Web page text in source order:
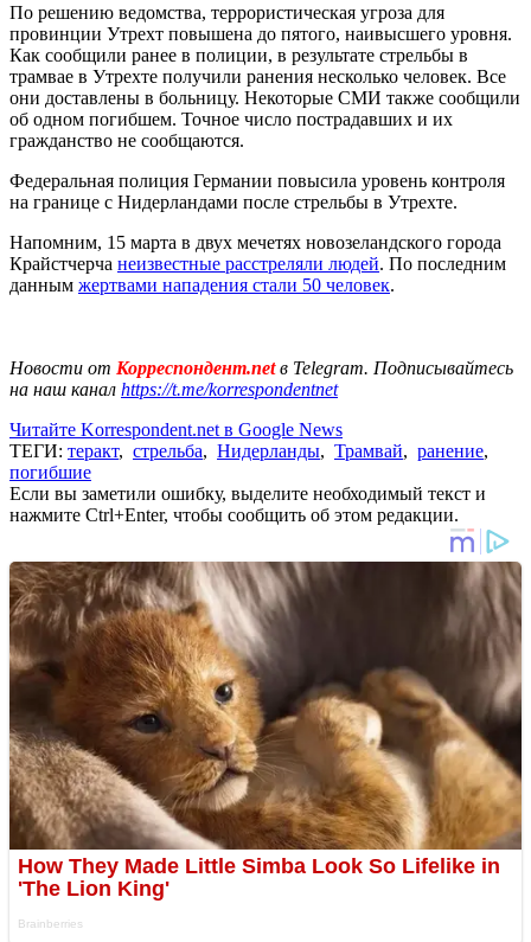
По решению ведомства, террористическая угроза для
провинции Утрехт повышена до пятого, наивысшего уровня.
Как сообщили ранее в полиции, в результате стрельбы в
трамвае в Утрехте получили ранения несколько человек. Все
они доставлены в больницу. Некоторые СМИ также сообщили
об одном погибшем. Точное число пострадавших и их
гражданство не сообщаются.
Федеральная полиция Германии повысила уровень контроля
на границе с Нидерландами после стрельбы в Утрехте.
Напомним, 15 марта в двух мечетях новозеландского города
Крайстчерча неизвестные расстреляли людей. По последним
данным жертвами нападения стали 50 человек.
Новости от Корреспондент.netв Telegram. Подписывайтесь
на наш канал https://t.me/korrespondentnet
Читайте Korrespondent.net в Google News
ТЕГИ: теракт, стрельба, Нидерланды, Трамвай, ранение,
погибшие
Если вы заметили ошибку, выделите необходимый текст и
нажмите Ctrl+Enter, чтобы сообщить об этом редакции.